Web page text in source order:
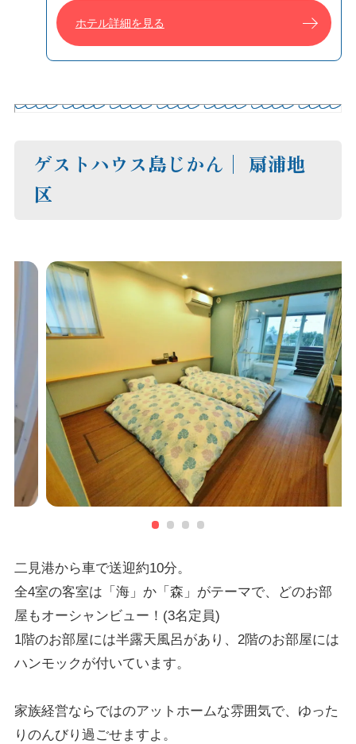
ホテル詳細を見る
ゲストハウス島じかん│ 扇浦地
区
二見港から車で送迎約10分。
全4室の客室は「海」か「森」がテーマで、どのお部
屋もオーシャンビュー！(3名定員)
1階のお部屋には半露天風呂があり、2階のお部屋には
ハンモックが付いています。
家族経営ならではのアットホームな雰囲気で、ゆった
りのんびり過ごせますよ。